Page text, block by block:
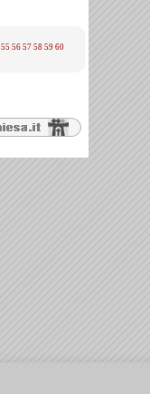
55 56 57 58 59 60